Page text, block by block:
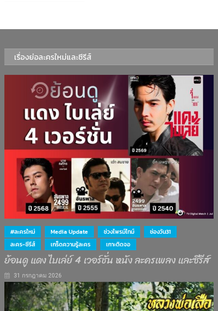
เรื่องย่อละครใหม่และซีรีส์
#ละครใหม่ Media Update ช่วงไพรม์ไทม์
ช่องวัน31
ละคร-ซีรีส์
เกร็ดความรู้ละคร เกาะติดจอ
ย้อนดู แดง ไบเล่ย์ 4 เวอร์ชั่น หนัง ละครเพลง และซีรีส์
31 กรกฎาคม 2026